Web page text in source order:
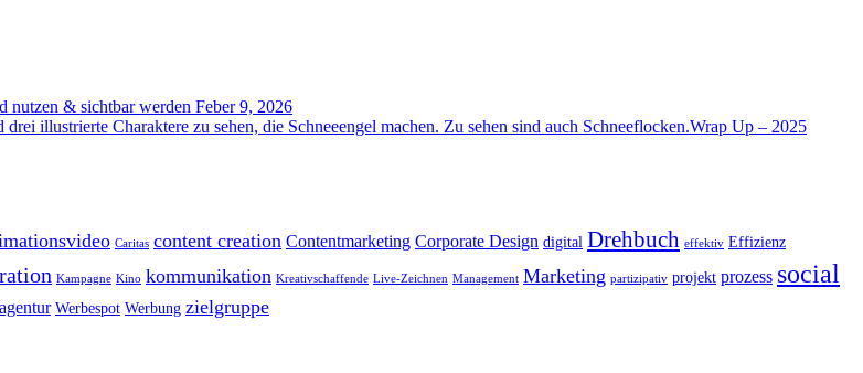
& sichtbar werden Feber 9, 2026
Wrap Up – 2025
Caritas content creation Contentmarketing Corporate Design digital Drehbuch effektiv Effizienz
Kampagne Kino kommunikation Kreativschaffende Live-Zeichnen Management Marketing partizipativ projekt prozess social
Werbespot Werbung zielgruppe